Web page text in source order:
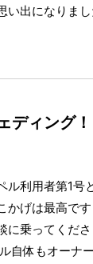
出になりまし
ディング！
ル利用者第1
かげは最高で
に乗ってくだ
自体もオーナ